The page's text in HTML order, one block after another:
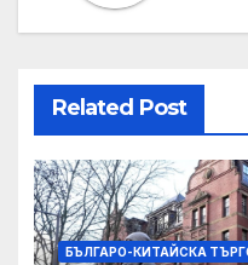
Related Post
БЪЛГАРО-КИТАЙСКА